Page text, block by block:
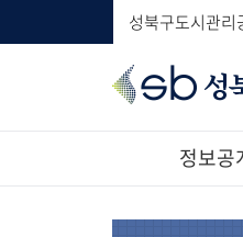
성북구도시관리
북
리
정보공